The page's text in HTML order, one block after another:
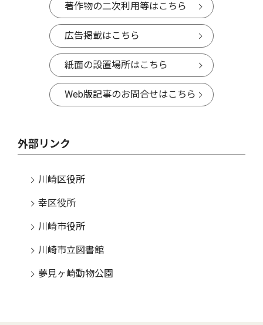
著作物の二次利用等はこちら
広告掲載はこちら
紙面の設置場所はこちら
Web版記事のお問合せはこちら
外部リンク
川崎区役所
幸区役所
川崎市役所
川崎市立図書館
夢見ヶ崎動物公園